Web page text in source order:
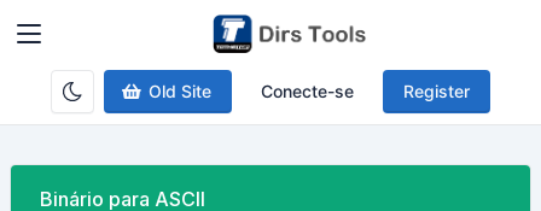
Old Site Conecte-se Register
Binário para ASCII